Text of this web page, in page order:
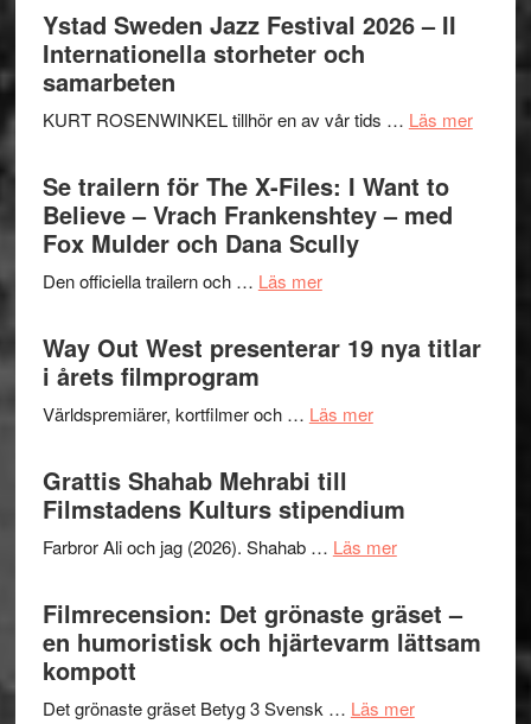
Håkan
Hellström
Folkets
–
en
Ystad Sweden Jazz Festival 2026 – II
Internationella storheter och
samarbeten
KURT ROSENWINKEL tillhör en av vår tids … Läs merom
Se trailern för The X-Files: I Want to
Believe – Vrach Frankenshtey – med
Fox Mulder och Dana Scully
Den officiella trailern och … Läs merom
trailern
för
X-
I
Want
to
Believe
Vrach
Frankenshtey
med
Way Out West presenterar 19 nya titlar
i årets filmprogram
Världspremiärer, kortfilmer och … Läs merom
presenterar
19
titlar
i
Grattis Shahab Mehrabi till
Filmstadens Kulturs stipendium
Farbror Ali och jag (2026). Shahab … Läs merom
Shahab
Mehrabi
till
Kulturs
Filmrecension: Det grönaste gräset –
en humoristisk och hjärtevarm lättsam
kompott
Det grönaste gräset Betyg 3 Svensk … Läs merom